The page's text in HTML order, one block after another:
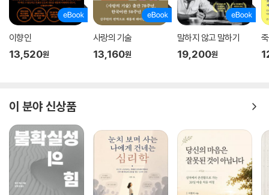
이향인
13,520원
사랑의 기술
13,160원
말하지 않고 말하기
19,200원
이 분야 신상품